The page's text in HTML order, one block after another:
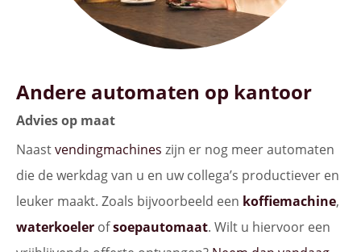
Andere automaten op kantoor
Advies op maat
Naastvendingmachines zijn er nog meer automaten
die de werkdag van u en uw collega’s productiever en
leuker maakt. Zoals bijvoorbeeld een koffiemachine,
waterkoeler ofsoepautomaat. Wilt u hiervoor een